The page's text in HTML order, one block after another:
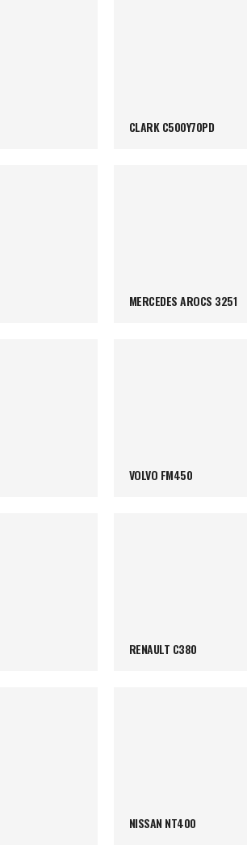
CLARK C500Y70PD
MERCEDES AROCS 3251
VOLVO FM450
RENAULT C380
NISSAN NT400